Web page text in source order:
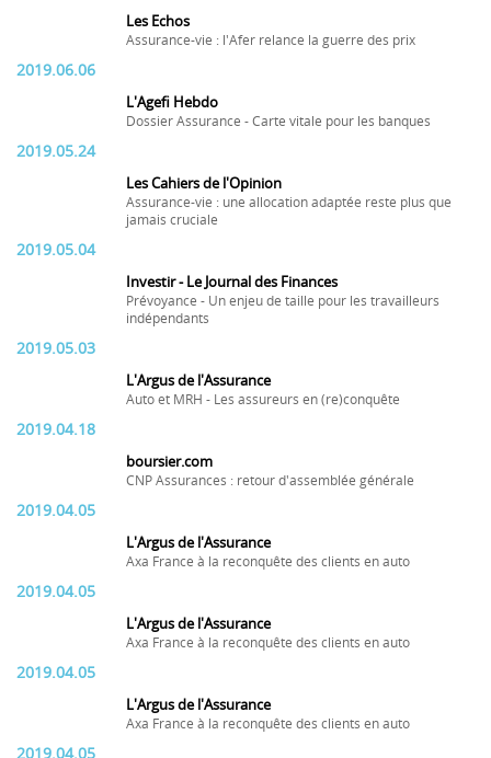
Les Echos
Assurance-vie : l'Afer relance la guerre des prix
2019.06.06
L'Agefi Hebdo
Dossier Assurance - Carte vitale pour les banques
2019.05.24
Les Cahiers de l'Opinion
Assurance-vie : une allocation adaptée reste plus que
jamais cruciale
2019.05.04
Investir - Le Journal des Finances
Prévoyance - Un enjeu de taille pour les travailleurs
indépendants
2019.05.03
L'Argus de l'Assurance
Auto et MRH - Les assureurs en (re)conquête
2019.04.18
boursier.com
CNP Assurances : retour d'assemblée générale
2019.04.05
L'Argus de l'Assurance
Axa France à la reconquête des clients en auto
2019.04.05
L'Argus de l'Assurance
Axa France à la reconquête des clients en auto
2019.04.05
L'Argus de l'Assurance
Axa France à la reconquête des clients en auto
2019.04.05